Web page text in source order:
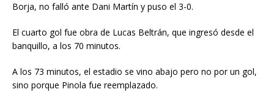
Borja, no falló ante Dani Martín y puso el 3-0.
El cuarto gol fue obra de Lucas Beltrán, que ingresó desde el
banquillo, a los 70 minutos.
A los 73 minutos, el estadio se vino abajo pero no por un gol,
sino porque Pinola fue reemplazado.